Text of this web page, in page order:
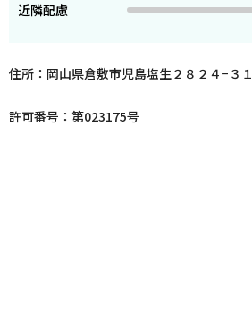
近隣配慮
住所：岡山県倉敷市児島塩生２８２４−３１
許可番号：第023175号